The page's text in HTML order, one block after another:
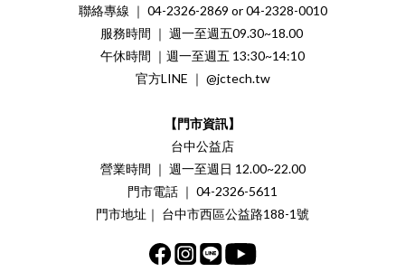
聯絡專線 ｜ 04-2326-2869 or 04-2328-0010
服務時間 ｜ 週一至週五09.30~18.00
午休時間 ｜週一至週五 13:30~14:10
官方LINE ｜ @jctech.tw
【門市資訊】
台中公益店
營業時間 ｜ 週一至週日 12.00~22.00
門市電話 ｜ 04-2326-5611
門市地址｜ 台中市西區公益路188-1號